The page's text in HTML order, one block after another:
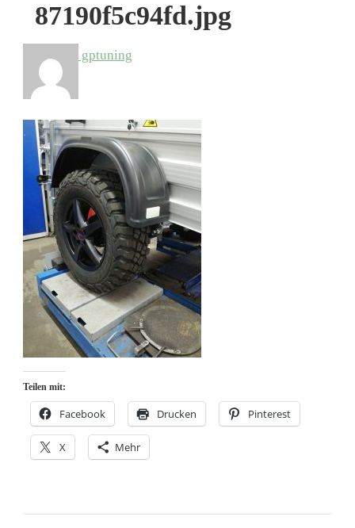
87190f5c94fd.jpg
gptuning
Teilen mit:
Facebook Drucken Pinterest
X Mehr